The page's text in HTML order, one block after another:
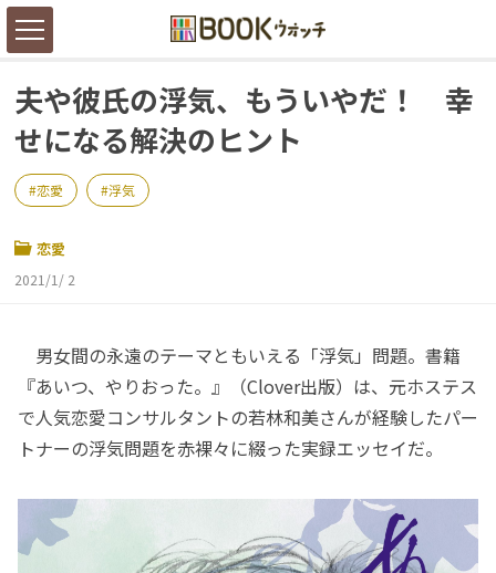
夫や彼氏の浮気、もういやだ！ 幸
せになる解決のヒント
恋愛 浮気
恋愛
2021/1/ 2
男女間の永遠のテーマともいえる「浮気」問題。書籍
『あいつ、やりおった。』（Clover出版）は、元ホステス
で人気恋愛コンサルタント️の若林和美さんが経験したパー
トナーの浮気問題を赤裸々に綴った実録エッセイだ。